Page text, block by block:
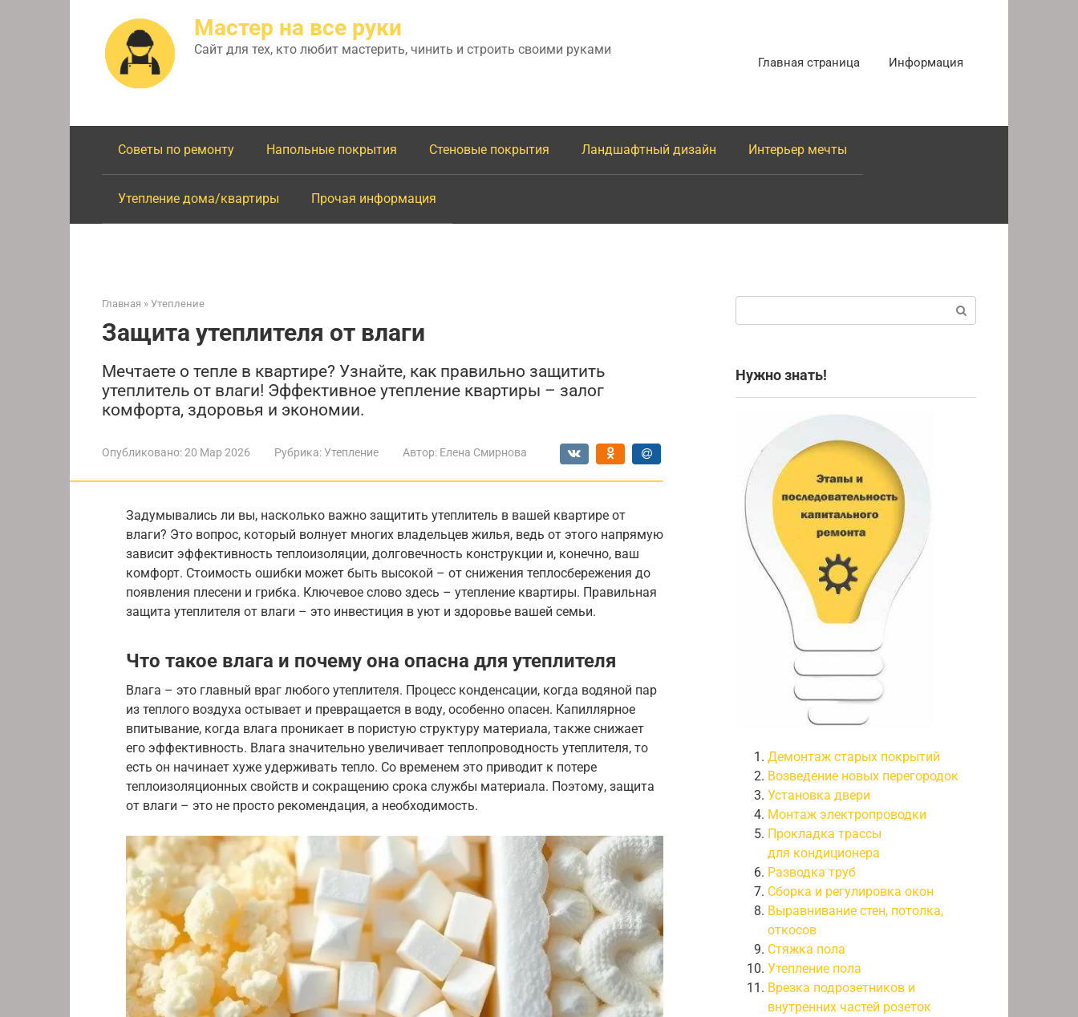
Мастер на все руки
Сайт для тех, кто любит мастерить, чинить и строить своими руками
Главная страница Информация
Советы по ремонту Напольные покрытия Стеновые покрытия Ландшафтный дизайн Интерьер мечты
Утепление дома/квартиры Прочая информация
Главная » Утепление
Защита утеплителя от влаги
Мечтаете о тепле в квартире? Узнайте, как правильно защитить
утеплитель от влаги! Эффективное утепление квартиры – залог
комфорта, здоровья и экономии.
Опубликовано:20 Мар 2026 Рубрика:Утепление Автор: Елена Смирнова
Задумывались ли вы, насколько важно защитить утеплитель в вашей квартире от
влаги? Это вопрос, который волнует многих владельцев жилья, ведь от этого напрямую
зависит эффективность теплоизоляции, долговечность конструкции и, конечно, ваш
комфорт. Стоимость ошибки может быть высокой – от снижения теплосбережения до
появления плесени и грибка. Ключевое слово здесь – утепление квартиры. Правильная
защита утеплителя от влаги – это инвестиция в уют и здоровье вашей семьи.
Что такое влага и почему она опасна для утеплителя
Влага – это главный враг любого утеплителя. Процесс конденсации, когда водяной пар
из теплого воздуха остывает и превращается в воду, особенно опасен. Капиллярное
впитывание, когда влага проникает в пористую структуру материала, также снижает
его эффективность. Влага значительно увеличивает теплопроводность утеплителя, то
есть он начинает хуже удерживать тепло. Со временем это приводит к потере
теплоизоляционных свойств и сокращению срока службы материала. Поэтому, защита
от влаги – это не просто рекомендация, а необходимость.
Нужно знать!
Демонтаж старых покрытий
Возведение новых перегородок
Установка двери
Монтаж электропроводки
Прокладка трассы
для кондиционера
Разводка труб
Сборка и регулировка окон
Выравнивание стен, потолка,
откосов
Стяжка пола
Утепление пола
Врезка подрозетников и
внутренних частей розеток